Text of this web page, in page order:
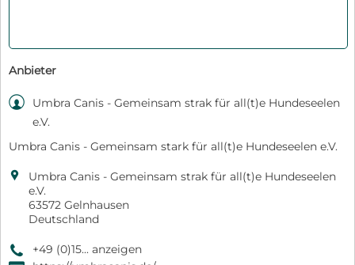
Anbieter

Umbra Canis - Gemeinsam strak für all(t)e Hundeseelen
e.V.
Umbra Canis - Gemeinsam stark für all(t)e Hundeseelen e.V.

Umbra Canis - Gemeinsam strak für all(t)e Hundeseelen
e.V.
63572 Gelnhausen
Deutschland
9 +49 (0)15... anzeigen